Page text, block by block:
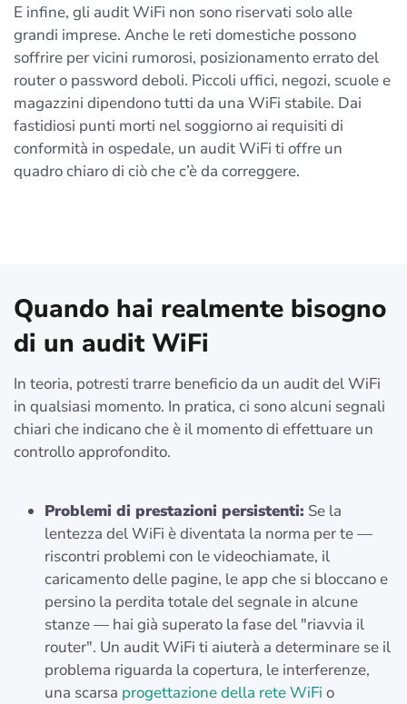
E infine, gli audit WiFi non sono riservati solo alle
grandi imprese. Anche le reti domestiche possono
soffrire per vicini rumorosi, posizionamento errato del
router o password deboli. Piccoli uffici, negozi, scuole e
magazzini dipendono tutti da una WiFi stabile. Dai
fastidiosi punti morti nel soggiorno ai requisiti di
conformità in ospedale, un audit WiFi ti offre un
quadro chiaro di ciò che c’è da correggere.
Quando hai realmente bisogno
di un audit WiFi
In teoria, potresti trarre beneficio da un audit del WiFi
in qualsiasi momento. In pratica, ci sono alcuni segnali
chiari che indicano che è il momento di effettuare un
controllo approfondito.
Problemi di prestazioni persistenti: Se la
lentezza del WiFi è diventata la norma per te —
riscontri problemi con le videochiamate, il
caricamento delle pagine, le app che si bloccano e
persino la perdita totale del segnale in alcune
stanze — hai già superato la fase del "riavvia il
router". Un audit WiFi ti aiuterà a determinare se il
problema riguarda la copertura, le interferenze,
una scarsa progettazione della rete WiFi o